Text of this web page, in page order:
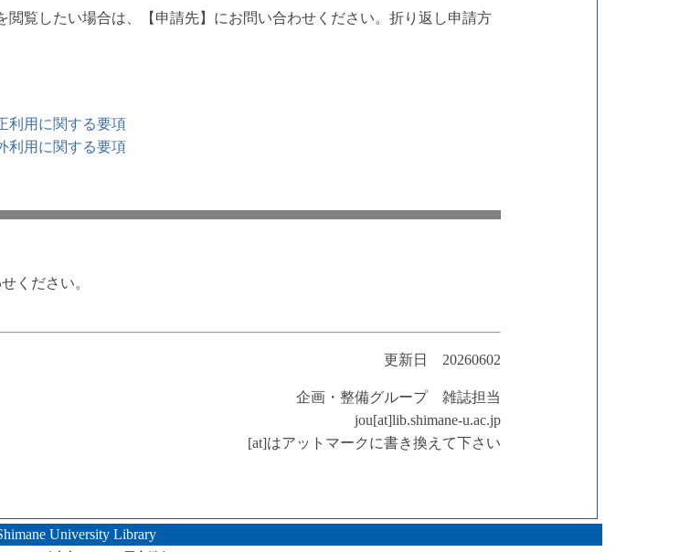
覧したい場合は、【申請先】にお問い合わせください。折り返し申請方
利用に関する要項
利用に関する要項
ください。
更新日 20260602
企画・整備グループ 雑誌担当
jou[at]lib.shimane-u.ac.jp
[at]はアットマークに書き換えて下さい
University Library